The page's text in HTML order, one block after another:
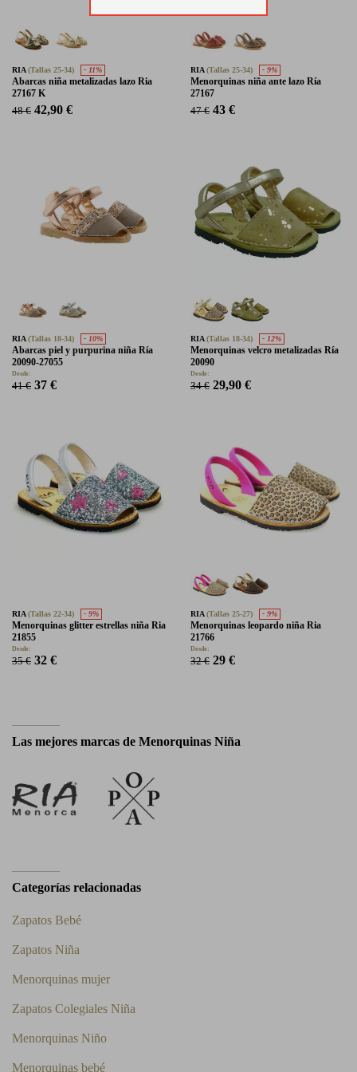
RIA(Tallas 25-34) - 11%
Abarcas niña metalizadas lazo Ria
27167 K
48 € 42,90 €
RIA(Tallas 25-34) - 9%
Menorquinas niña ante lazo Ría
27167
47 € 43 €
RIA(Tallas 18-34) - 10%
Abarcas piel y purpurina niña Ría
20090-27055
Desde:
41 € 37 €
RIA(Tallas 18-34) - 12%
Menorquinas velcro metalizadas Ría
20090
Desde:
34 € 29,90 €
RIA(Tallas 22-34) - 9%
Menorquinas glitter estrellas niña Ria
21855
Desde:
35 € 32 €
RIA(Tallas 25-27) - 9%
Menorquinas leopardo niña Ria
21766
Desde:
32 € 29 €
Las mejores marcas de Menorquinas Niña
Categorías relacionadas
Zapatos Bebé
Zapatos Niña
Menorquinas mujer
Zapatos Colegiales Niña
Menorquinas Niño
Menorquinas bebé